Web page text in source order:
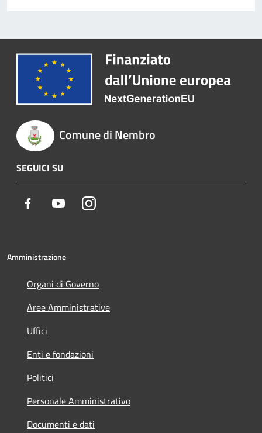
Comune di Nembro
SEGUICI SU
Facebook YoutubeInstagram
Amministrazione
Organi di Governo
Aree Amministrative
Uffici
Enti e fondazioni
Politici
Personale Amministrativo
Documenti e dati